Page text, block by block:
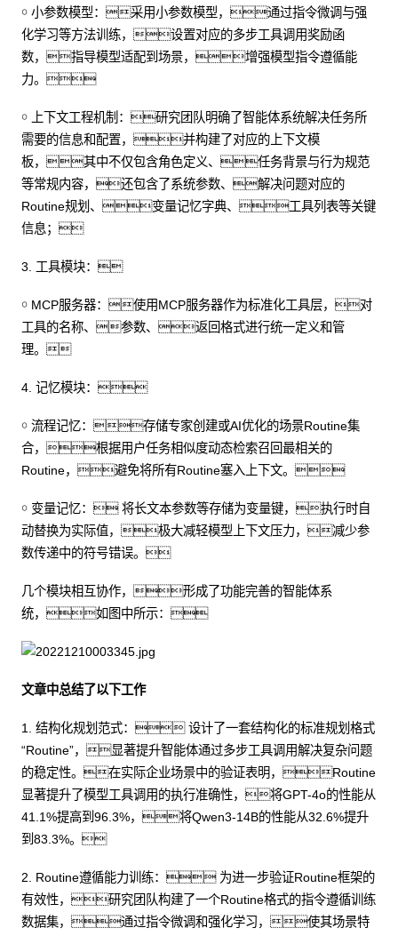
￮ 小参数模型：采用小参数模型，通过指令微调与强
化学习等方法训练，设置对应的多步工具调用奖励函
数，指导模型适配到场景，增强模型指令遵循能
力。
￮ 上下文工程机制：研究团队明确了智能体系统解决任务所
需要的信息和配置，并构建了对应的上下文模
板，其中不仅包含角色定义、任务背景与行为规范
等常规内容，还包含了系统参数、解决问题对应的
Routine规划、变量记忆字典、工具列表等关键
信息；
3. 工具模块：
￮ MCP服务器：使用MCP服务器作为标准化工具层，对
工具的名称、参数、返回格式进行统一定义和管
理。
4. 记忆模块：
￮ 流程记忆：存储专家创建或AI优化的场景Routine集
合，根据用户任务相似度动态检索召回最相关的
Routine，避免将所有Routine塞入上下文。
￮ 变量记忆： 将长文本参数等存储为变量键，执行时自
动替换为实际值，极大减轻模型上下文压力，减少参
数传递中的符号错误。
几个模块相互协作，形成了功能完善的智能体系
统，如图中所示：
文章中总结了以下工作
1. 结构化规划范式： 设计了一套结构化的标准规划格式
“Routine”，显著提升智能体通过多步工具调用解决复杂问题
的稳定性。在实际企业场景中的验证表明，Routine
显著提升了模型工具调用的执行准确性，将GPT-4o的性能从
41.1%提高到96.3%，将Qwen3-14B的性能从32.6%提升
到83.3%。
2. Routine遵循能力训练： 为进一步验证Routine框架的
有效性，研究团队构建了一个Routine格式的指令遵循训练
数据集，通过指令微调和强化学习，使其场景特